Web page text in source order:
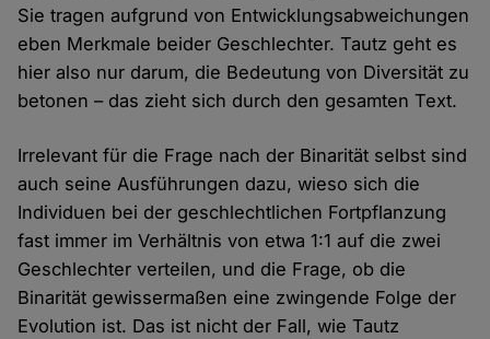
Sie tragen aufgrund von Entwicklungsabweichungen
eben Merkmale beider Geschlechter. Tautz geht es
hier also nur darum, die Bedeutung von Diversität zu
betonen – das zieht sich durch den gesamten Text.
Irrelevant für die Frage nach der Binarität selbst sind
auch seine Ausführungen dazu, wieso sich die
Individuen bei der geschlechtlichen Fortpflanzung
fast immer im Verhältnis von etwa 1:1 auf die zwei
Geschlechter verteilen, und die Frage, ob die
Binarität gewissermaßen eine zwingende Folge der
Evolution ist. Das ist nicht der Fall, wie Tautz